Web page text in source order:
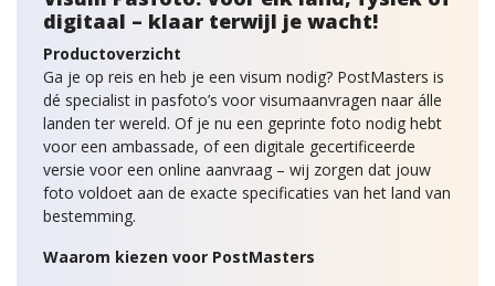
digitaal – klaar terwijl je wacht!
Productoverzicht
Ga je op reis en heb je een visum nodig? PostMasters is
dé specialist in pasfoto’s voor visumaanvragen naar álle
landen ter wereld. Of je nu een geprinte foto nodig hebt
voor een ambassade, of een digitale gecertificeerde
versie voor een online aanvraag – wij zorgen dat jouw
foto voldoet aan de exacte specificaties van het land van
bestemming.
Waarom kiezen voor PostMasters